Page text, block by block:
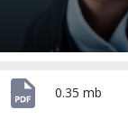
0.35 mb